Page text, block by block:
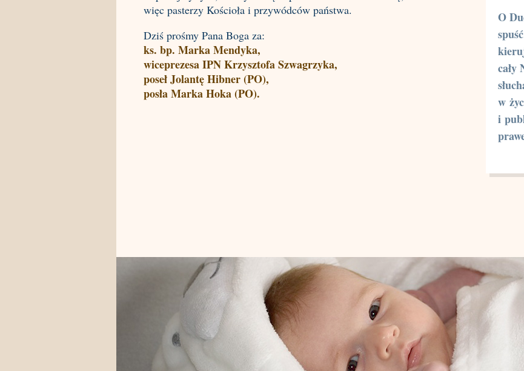
więc pasterzy Kościoła i przywódców państwa.
Dziś prośmy Pana Boga za:
ks. bp. Marka Mendyka,
wiceprezesa IPN Krzysztofa Szwagrzyka,
poseł Jolantę Hibner (PO),
posła Marka Hoka (PO).
O
cały
w
i